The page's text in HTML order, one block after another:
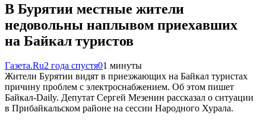
В Бурятии местные жители
недовольны наплывом приехавших
на Байкал туристов
Газета.Ru2 года спустя01 минуты
Жители Бурятии видят в приезжающих на Байкал туристах
причину проблем с электроснабжением. Об этом пишет
Байкал-Daily. Депутат Сергей Мезенин рассказал о ситуации
в Прибайкальском районе на сессии Народного Хурала.